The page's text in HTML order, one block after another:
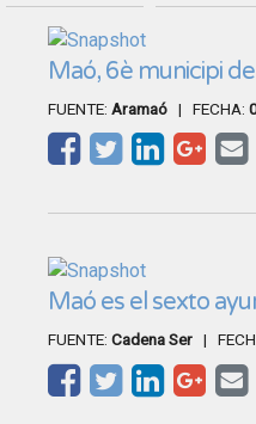
Maó, 6è municipi
FUENTE: Aramaó | FECHA:
Maó es el sexto
FUENTE: Cadena Ser |